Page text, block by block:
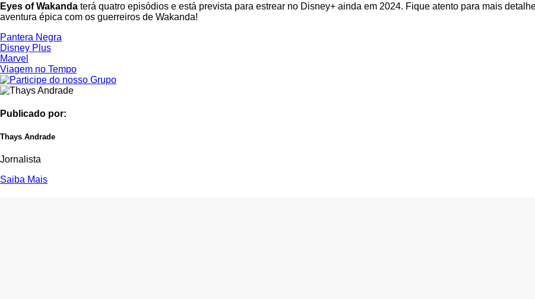
Eyes of Wakanda terá quatro episódios e está prevista para estrear no Disney+ ainda em 2024. Fique atento para mais
aventura épica com os guerreiros de Wakanda!
Pantera Negra
Disney Plus
Marvel
Viagem no Tempo
Publicado por:
Thays Andrade
Jornalista
Saiba Mais